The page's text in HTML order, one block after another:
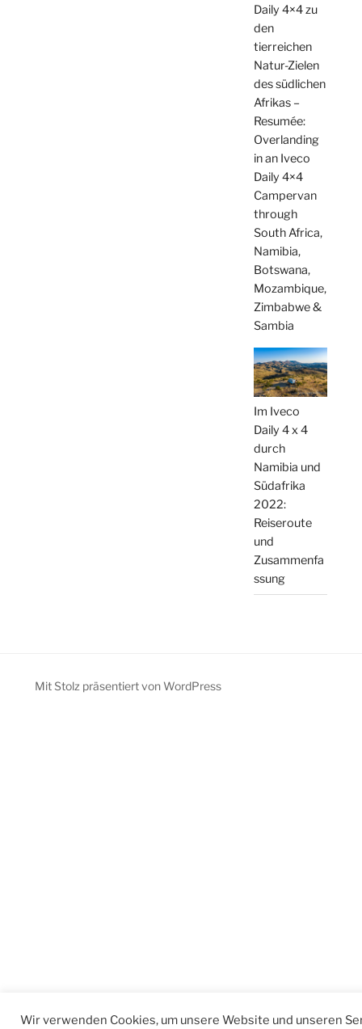
Daily 4×4 zu
den
tierreichen
Natur-Zielen
des südlichen
Afrikas –
Resumée:
Overlanding
in an Iveco
Daily 4×4
Campervan
through
South Africa,
Namibia,
Botswana,
Mozambique,
Zimbabwe &
Sambia
Im Iveco
Daily 4 x 4
durch
Namibia und
Südafrika
2022:
Reiseroute
und
Zusammenfa
ssung
Mit Stolz präsentiert von WordPress
Wir verwenden Cookies, um unsere Website und unseren